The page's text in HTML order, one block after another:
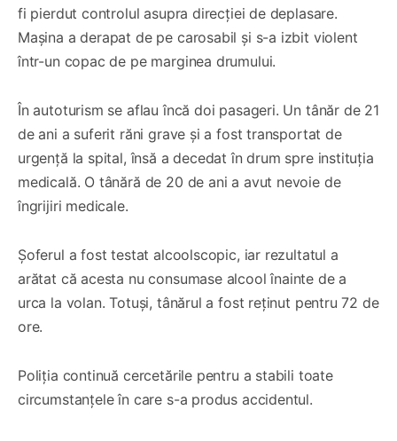
fi pierdut controlul asupra direcției de deplasare.
Mașina a derapat de pe carosabil și s-a izbit violent
într-un copac de pe marginea drumului.
În autoturism se aflau încă doi pasageri. Un tânăr de 21
de ani a suferit răni grave și a fost transportat de
urgență la spital, însă a decedat în drum spre instituția
medicală. O tânără de 20 de ani a avut nevoie de
îngrijiri medicale.
Șoferul a fost testat alcoolscopic, iar rezultatul a
arătat că acesta nu consumase alcool înainte de a
urca la volan. Totuși, tânărul a fost reținut pentru 72 de
ore.
Poliția continuă cercetările pentru a stabili toate
circumstanțele în care s-a produs accidentul.